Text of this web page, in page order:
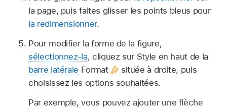
la page, puis faites glisser les points bleus pour
la redimensionner.
Pour modifier la forme de la figure,
sélectionnez-la, cliquez sur Style en haut de la
barre latérale Format
située à droite, puis
choisissez les options souhaitées.
Par exemple, vous pouvez ajouter une flèche